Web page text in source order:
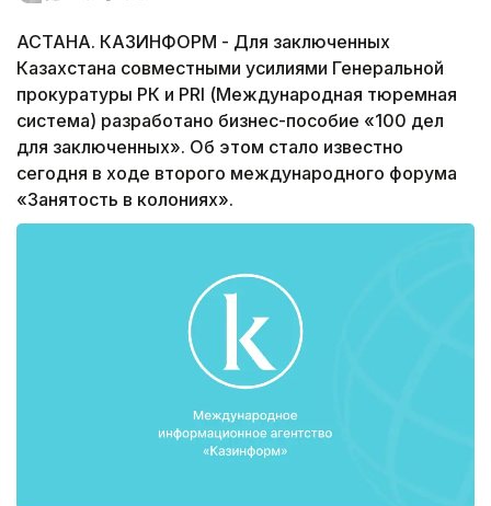
АСТАНА. КАЗИНФОРМ - Для заключенных
Казахстана совместными усилиями Генеральной
прокуратуры РК и PRI (Международная тюремная
система) разработано бизнес-пособие «100 дел
для заключенных». Об этом стало известно
сегодня в ходе второго международного форума
«Занятость в колониях».